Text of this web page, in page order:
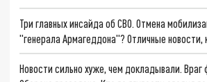
Три главных инсайда об СВО. Отмена
"генерала Армагеддона"? Отличные
Новости сильно хуже, чем докладывали. Враг